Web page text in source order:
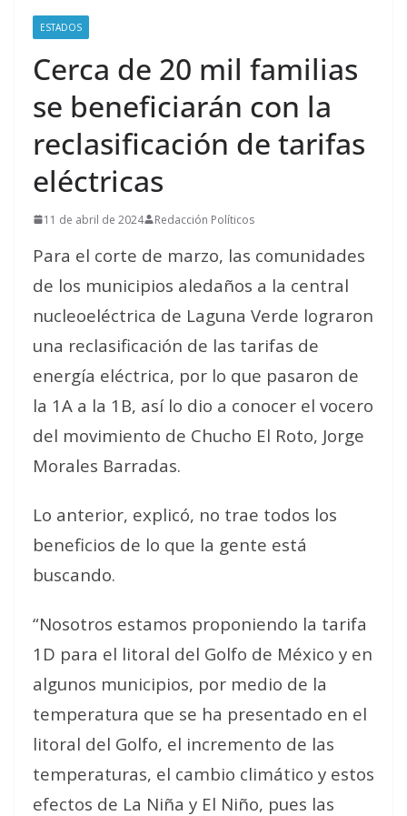
ESTADOS
Cerca de 20 mil familias
se beneficiarán con la
reclasificación de tarifas
eléctricas
11 de abril de 2024 Redacción Políticos
Para el corte de marzo, las comunidades
de los municipios aledaños a la central
nucleoeléctrica de Laguna Verde lograron
una reclasificación de las tarifas de
energía eléctrica, por lo que pasaron de
la 1A a la 1B, así lo dio a conocer el vocero
del movimiento de Chucho El Roto, Jorge
Morales Barradas.
Lo anterior, explicó, no trae todos los
beneficios de lo que la gente está
buscando.
“Nosotros estamos proponiendo la tarifa
1D para el litoral del Golfo de México y en
algunos municipios, por medio de la
temperatura que se ha presentado en el
litoral del Golfo, el incremento de las
temperaturas, el cambio climático y estos
efectos de La Niña y El Niño, pues las